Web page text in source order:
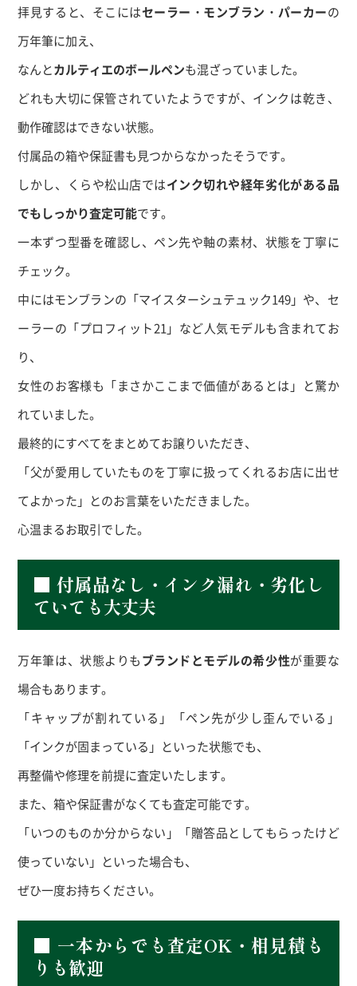
拝見すると、そこにはセーラー・モンブラン・パーカーの
万年筆に加え、
なんとカルティエのボールペンも混ざっていました。
どれも大切に保管されていたようですが、インクは乾き、
動作確認はできない状態。
付属品の箱や保証書も見つからなかったそうです。
しかし、くらや松山店ではインク切れや経年劣化がある品
でもしっかり査定可能です。
一本ずつ型番を確認し、ペン先や軸の素材、状態を丁寧に
チェック。
中にはモンブランの「マイスターシュテュック149」や、セ
ーラーの「プロフィット21」など人気モデルも含まれてお
り、
女性のお客様も「まさかここまで価値があるとは」と驚か
れていました。
最終的にすべてをまとめてお譲りいただき、
「父が愛用していたものを丁寧に扱ってくれるお店に出せ
てよかった」とのお言葉をいただきました。
心温まるお取引でした。
■ 付属品なし・インク漏れ・劣化し
ていても大丈夫
万年筆は、状態よりもブランドとモデルの希少性が重要な
場合もあります。
「キャップが割れている」「ペン先が少し歪んでいる」
「インクが固まっている」といった状態でも、
再整備や修理を前提に査定いたします。
また、箱や保証書がなくても査定可能です。
「いつのものか分からない」「贈答品としてもらったけど
使っていない」といった場合も、
ぜひ一度お持ちください。
■ 一本からでも査定OK・相見積も
りも歓迎